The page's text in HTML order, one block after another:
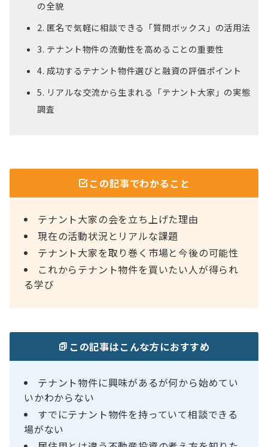
の全貌
2. 匿名で気軽に相談できる「質問ボックス」の活用法
3. テナント物件の流動性を高めることの重要性
4. 成功するテナント物件選びと融資の評価ポイント
5. リアルな交流から生まれる「テナント大家」の実態
調査
この記事でわかること
テナント大家の会を立ち上げた理由
現在の活動状況とリアルな課題
テナント大家を取り巻く市場と今後の可能性
これからテナント物件を買いたい人が得られ
る学び
この記事はこんな方におすすめ
テナント物件に興味があるが何から始めてい
いかわからない
すでにテナント物件を持っていて相談できる
場がない